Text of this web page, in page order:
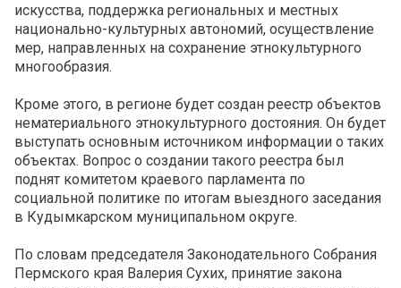
искусства, поддержка региональных и местных
национально-культурных автономий, осуществление
мер, направленных на сохранение этнокультурного
многообразия.
Кроме этого, в регионе будет создан реестр объектов
нематериального этнокультурного достояния. Он будет
выступать основным источником информации о таких
объектах. Вопрос о создании такого реестра был
поднят комитетом краевого парламента по
социальной политике по итогам выездного заседания
в Кудымкарском муниципальном округе.
По словам председателя Законодательного Собрания
Пермского края Валерия Сухих, принятие закона